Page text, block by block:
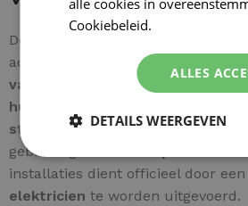
De bedrading is eenvoudig aan te
achterzijde van de thermostaat. De
van de mat
wordt rechtstreeks
huisinstallatie-aarde
stap-voor-stap gidswordt
gebruiksgemak.
het
installaties dient officieel door een
elektricien te worden uitgevoerd.
alle cookies in
Cookiebeleid.
ALLES
DETAILS WEERGEVEN